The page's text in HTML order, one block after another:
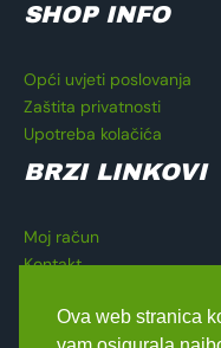
SHOP INFO
Opći uvjeti poslovanja
Zaštita privatnosti
Upotreba kolačića
BRZI LINKOVI
Moj račun
Kontakt
Blagajna
Ova web stranica